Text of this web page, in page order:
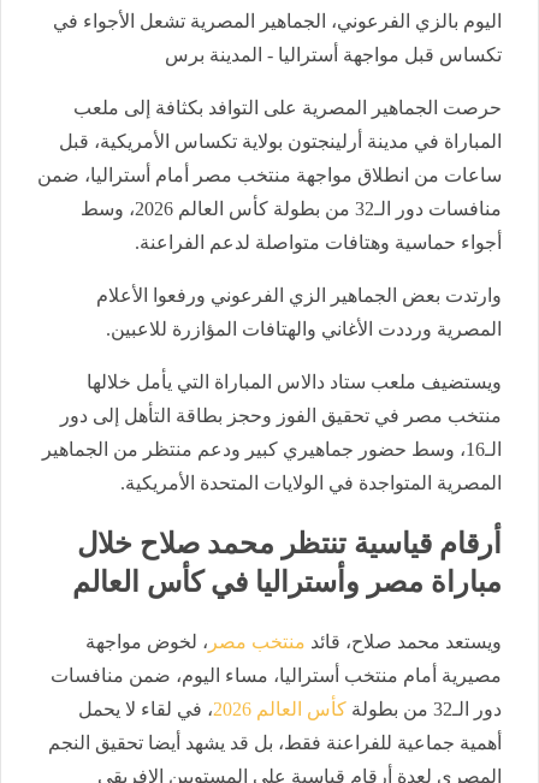
اليوم بالزي الفرعوني، الجماهير المصرية تشعل الأجواء في
تكساس قبل مواجهة أستراليا - المدينة برس
حرصت الجماهير المصرية على التوافد بكثافة إلى ملعب
المباراة في مدينة أرلينجتون بولاية تكساس الأمريكية، قبل
ساعات من انطلاق مواجهة منتخب مصر أمام أستراليا، ضمن
منافسات دور الـ32 من بطولة كأس العالم 2026، وسط
أجواء حماسية وهتافات متواصلة لدعم الفراعنة.
وارتدت بعض الجماهير الزي الفرعوني ورفعوا الأعلام
المصرية ورددت الأغاني والهتافات المؤازرة للاعبين.
ويستضيف ملعب ستاد دالاس المباراة التي يأمل خلالها
منتخب مصر في تحقيق الفوز وحجز بطاقة التأهل إلى دور
الـ16، وسط حضور جماهيري كبير ودعم منتظر من الجماهير
المصرية المتواجدة في الولايات المتحدة الأمريكية.
أرقام قياسية تنتظر محمد صلاح خلال
مباراة مصر وأستراليا في كأس العالم
ويستعد محمد صلاح، قائد منتخب مصر ، لخوض مواجهة
مصيرية أمام منتخب أستراليا، مساء اليوم، ضمن منافسات
دور الـ32 من بطولة
كأس العالم 2026
، في لقاء لا يحمل
أهمية جماعية للفراعنة فقط، بل قد يشهد أيضا تحقيق النجم
المصري لعدة أرقام قياسية على المستويين الإفريقي